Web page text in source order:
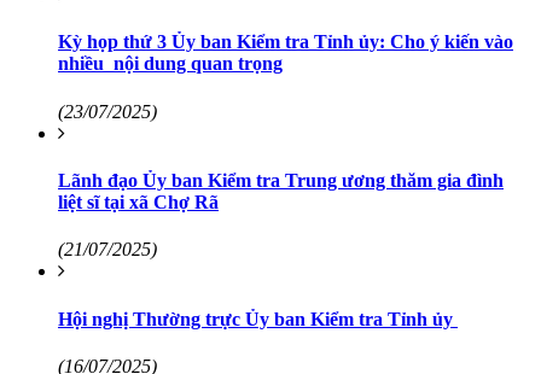
Kỳ họp thứ 3 Ủy ban Kiểm tra Tỉnh ủy: Cho ý kiến vào
nhiều nội dung quan trọng
(23/07/2025)
Lãnh đạo Ủy ban Kiểm tra Trung ương thăm gia đình
liệt sĩ tại xã Chợ Rã
(21/07/2025)
Hội nghị Thường trực Ủy ban Kiểm tra Tỉnh ủy
(16/07/2025)